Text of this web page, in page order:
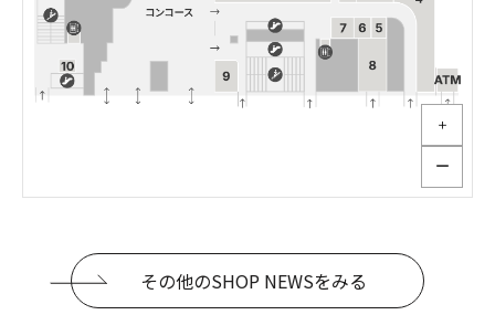
＋
ー
その他のSHOP NEWSをみる